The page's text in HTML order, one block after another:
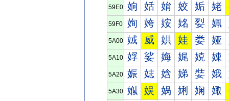
59E0 姠 姡 姢 姣 姤 姥
59F0 姰 姱 姲 姳 姴 姵
5A00 娀 威 娂 娃 娄 娅
5A10 娐 娑 娒 娓 娔 娕
5A20 娠 娡 娢 娣 娤 娥
5A30 娰 娱 娲 娳 娴 娵